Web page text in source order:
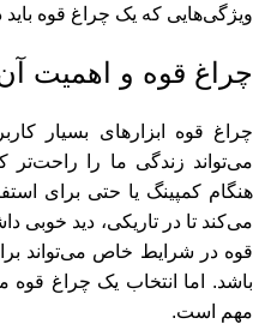
ویژگی‌هایی که یک چراغ قوه
چراغ قوه و اهمیت
چراغ قوه ابزارهای بسیار
می‌تواند زندگی ما را
هنگام کمپینگ یا حتی برای
می‌کند تا در تاریکی، دید خوبی
قوه در شرایط خاص می‌تواند
باشد. اما انتخاب یک چراغ قوه
مهم است.